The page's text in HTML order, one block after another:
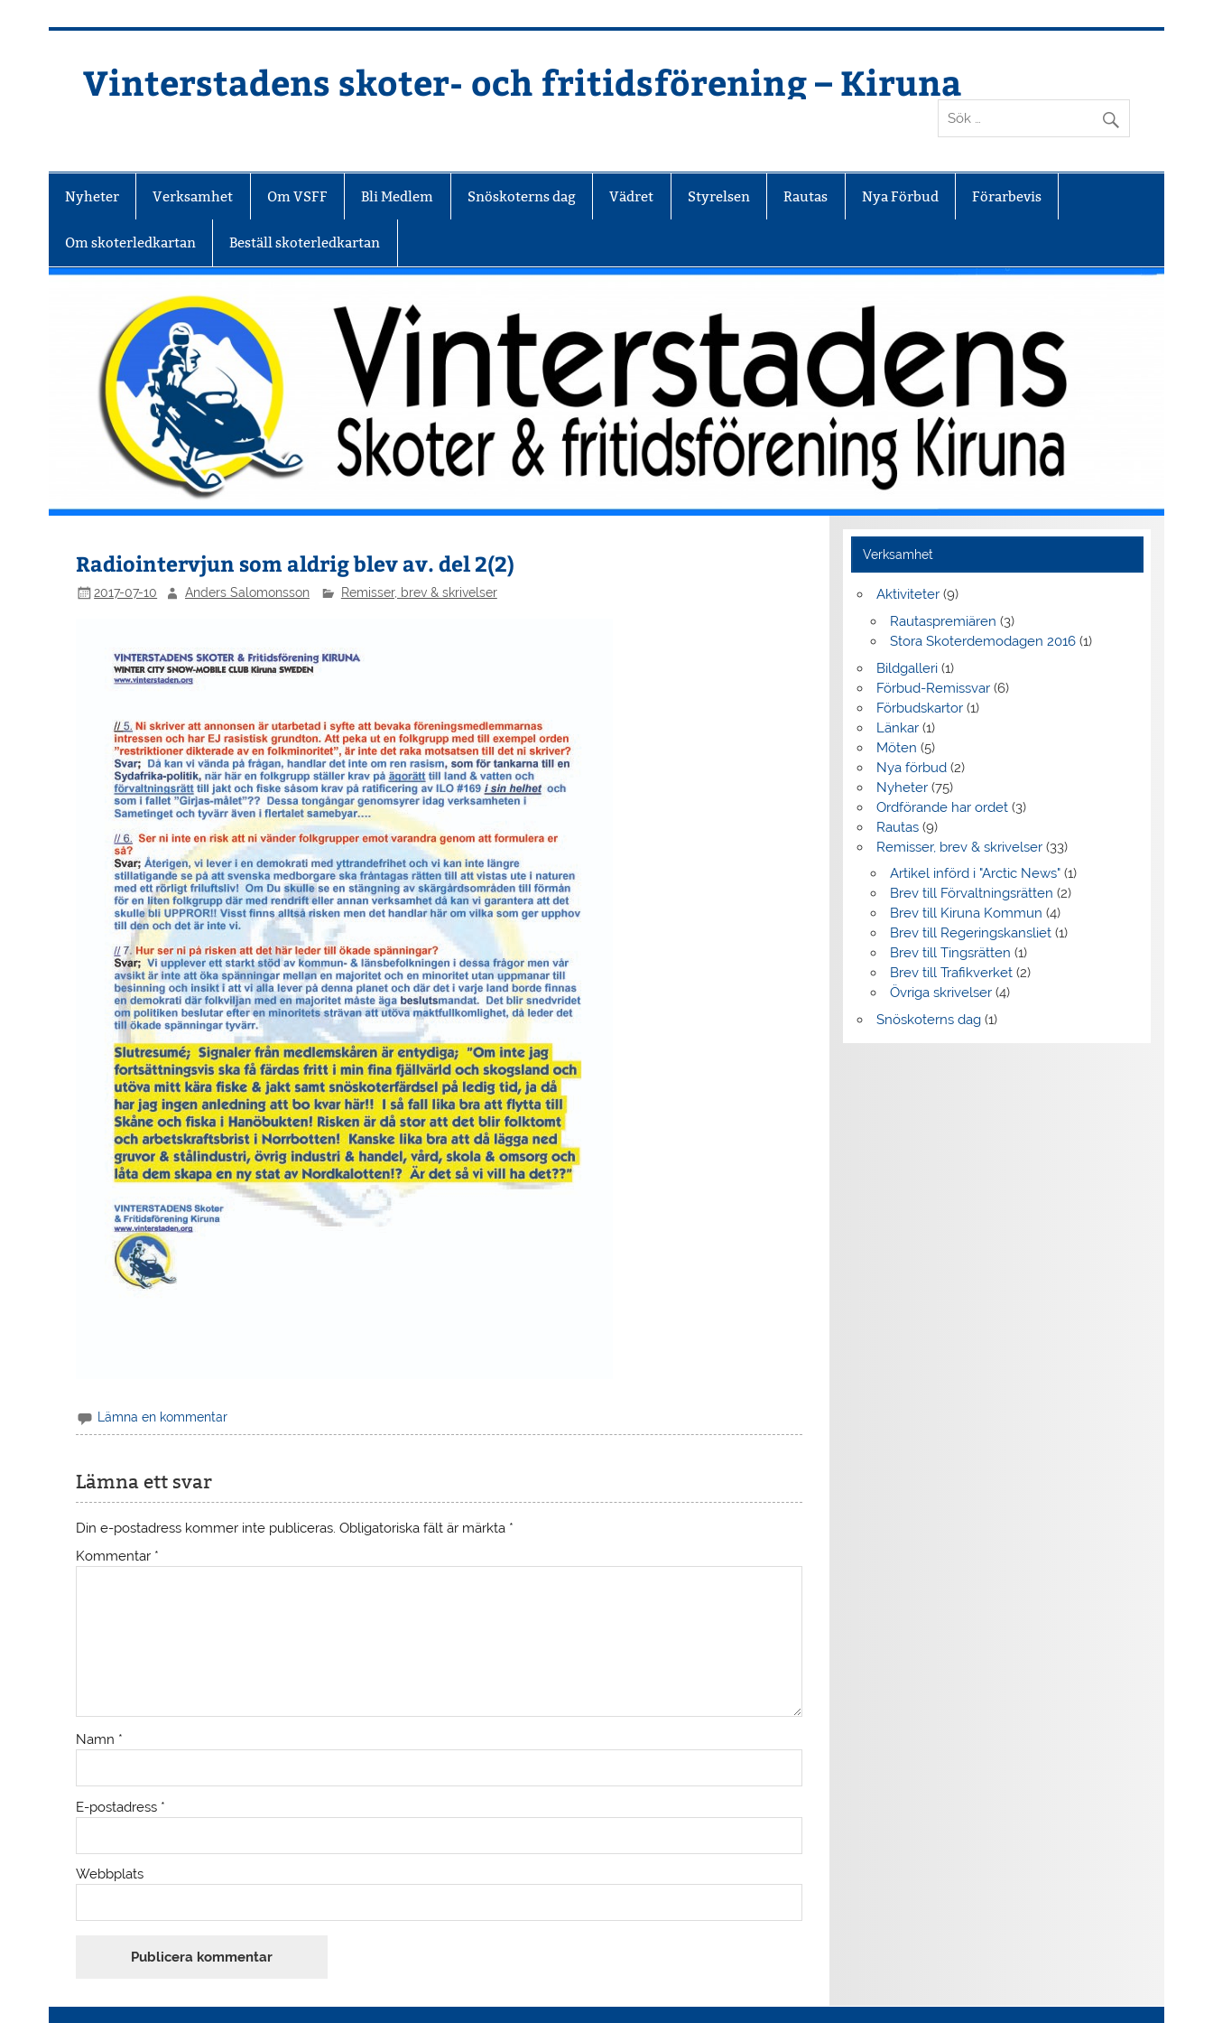
Vinterstadens skoter- och fritidsförening – Kiruna
Nyheter Verksamhet Om VSFF Bli Medlem Snöskoterns dag Vädret Styrelsen Rautas Nya Förbud Förarbevis
Om skoterledkartan Beställ skoterledkartan
Radiointervjun som aldrig blev av. del 2(2)
2017-07-10 Anders Salomonsson Remisser, brev & skrivelser
Lämna en kommentar
Lämna ett svar
Din e-postadress kommer inte publiceras. Obligatoriska fält är märkta *
Kommentar *
Namn *
E-postadress *
Webbplats
Verksamhet
Aktiviteter(9)
Rautaspremiären (3)
Stora Skoterdemodagen 2016 (1)
Bildgalleri(1)
Förbud-Remissvar(6)
Förbudskartor(1)
Länkar(1)
Möten (5)
Nya förbud(2)
Nyheter(75)
Ordförande har ordet(3)
Rautas(9)
Remisser, brev & skrivelser(33)
Artikel införd i "Arctic News" (1)
Brev till Förvaltningsrätten (2)
Brev till Kiruna Kommun (4)
Brev till Regeringskansliet (1)
Brev till Tingsrätten (1)
Brev till Trafikverket (2)
Övriga skrivelser (4)
Snöskoterns dag(1)